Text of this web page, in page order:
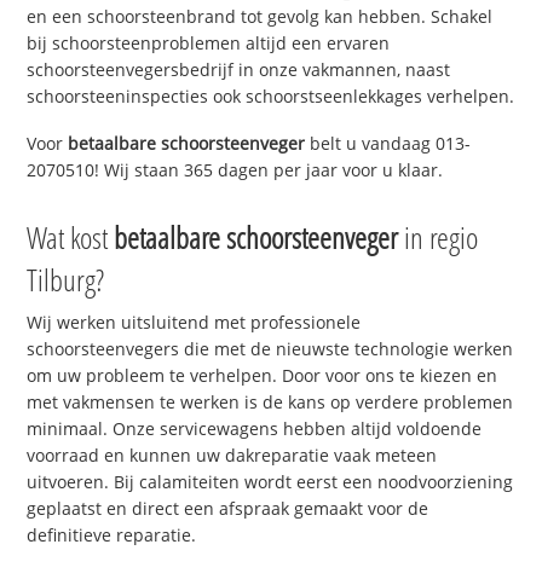
en een schoorsteenbrand tot gevolg kan hebben. Schakel
bij schoorsteenproblemen altijd een ervaren
schoorsteenvegersbedrijf in onze vakmannen, naast
schoorsteeninspecties ook schoorstseenlekkages verhelpen.
Voor betaalbare schoorsteenveger belt u vandaag 013-
2070510! Wij staan 365 dagen per jaar voor u klaar.
Wat kostbetaalbare schoorsteenvegerin regio
Tilburg?
Wij werken uitsluitend met professionele
schoorsteenvegers die met de nieuwste technologie werken
om uw probleem te verhelpen. Door voor ons te kiezen en
met vakmensen te werken is de kans op verdere problemen
minimaal. Onze servicewagens hebben altijd voldoende
voorraad en kunnen uw dakreparatie vaak meteen
uitvoeren. Bij calamiteiten wordt eerst een noodvoorziening
geplaatst en direct een afspraak gemaakt voor de
definitieve reparatie.